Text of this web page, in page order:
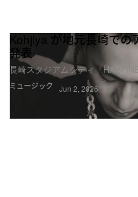
ミュージック
Kohjiya が地元長崎での
発表
長崎スタジアムシティ『
Jun 2, 2026